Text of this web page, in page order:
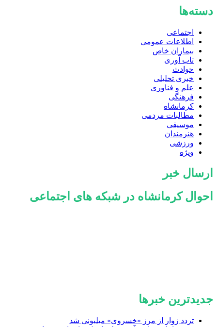
دسته‌ها
اجتماعی
اطلاعات عمومی
بیماران خاص
تاب آوری
حوادث
خبری تحلیلی
علم و فناوری
فرهنگی
کرمانشاه
مطالبات مردمی
موسیقی
هنرمندان
ورزشی
ویژه
ارسال خبر
احوال کرمانشاه در شبکه های اجتماعی
جدیدترین خبرها
تردد زوار از مرز «خسروی» میلیونی شد